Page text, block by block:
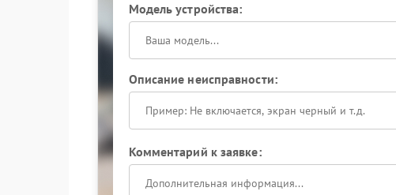
Модель устройства:
Описание неисправности:
Комментарий к заявке: